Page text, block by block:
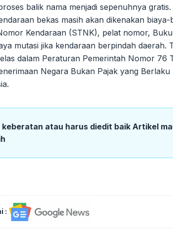
balik nama menjadi sepenuhnya
bekas masih akan dikenakan
Kendaraan (STNK), pelat nomor,
mutasi jika kendaraan berpindah daerah.
dalam Peraturan Pemerintah Nomor 76
Negara Bukan Pajak yang
keberatan atau harus diedit baik Artikel
: